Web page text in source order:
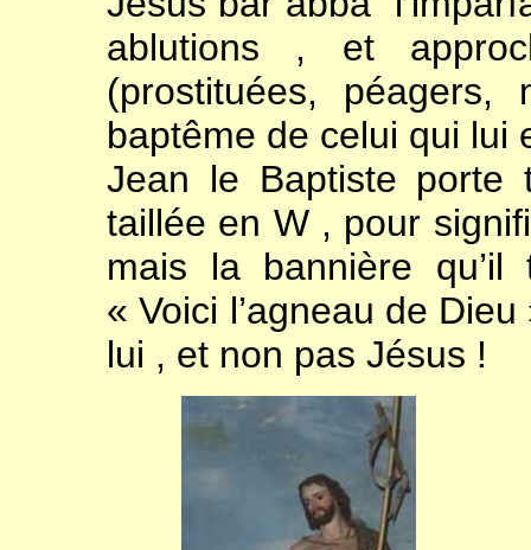
ablutions , et
(prostituées, péagers,
baptême de celui qui lui
Jean le Baptiste porte
taillée en W , pour
mais la bannière
« Voici l’agneau de
lui , et non pas Jésus !